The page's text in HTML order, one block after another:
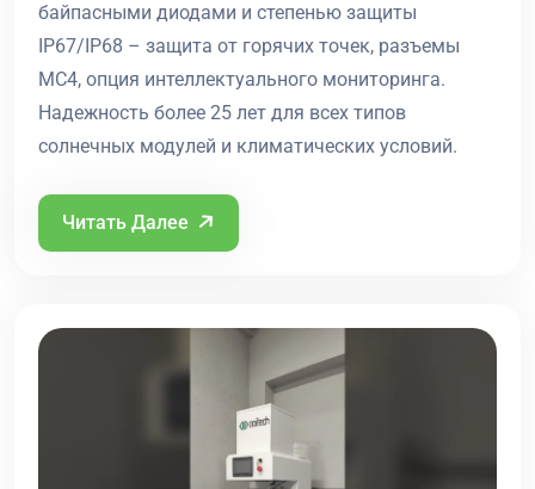
байпасными диодами и степенью защиты
IP67/IP68 – защита от горячих точек, разъемы
MC4, опция интеллектуального мониторинга.
Надежность более 25 лет для всех типов
солнечных модулей и климатических условий.
Читать Далее